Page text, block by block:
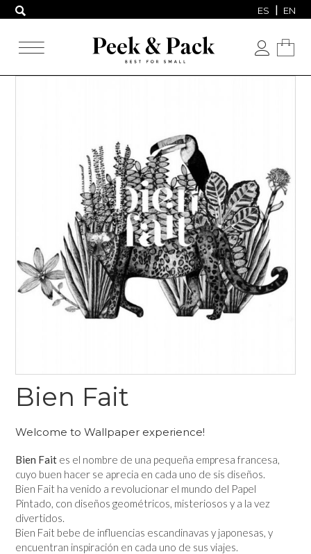
ES EN
Bien Fait
Welcome to Wallpaper experience!
Bien Fait es el nombre de una pequeña empresa francesa,
cuyo buen hacer se aprecia en cada uno de sis diseños.
Bien Fait ha venido a revolucionar el mundo del Papel
Pintado, con diseños geométricos, misteriosos y a la vez
divertidos.
Bien Fait bebe de influencias escandinavas y japonesas, y
encuentran inspiración en cada uno de sus viajes.